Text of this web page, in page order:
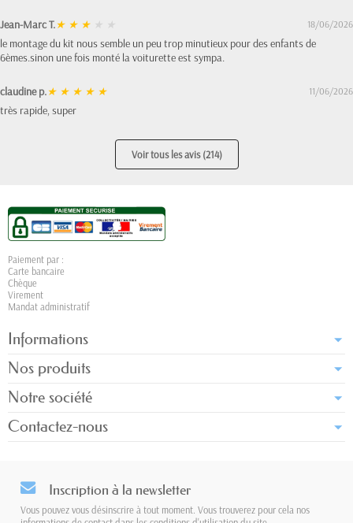
Jean-Marc T.★ ★ ★ ★ ★ 18/06/2026
le montage du kit nous semble un peu trop minutieux pour des enfants de
6èmes.sinon une fois monté la voiturette est sympa.
claudine p.★ ★ ★ ★ ★ 11/06/2026
très rapide, super
Voir tous les avis (214)
Paiement par :
Carte bancaire
Chèque
Virement
Mandat administratif
Informations
Nos produits
Notre société
Contactez-nous
Inscription à la newsletter
Vous pouvez vous désinscrire à tout moment. Vous trouverez pour cela nos